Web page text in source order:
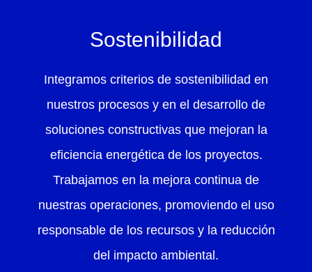
Sostenibilidad
Integramos criterios de sostenibilidad en
nuestros procesos y en el desarrollo de
soluciones constructivas que mejoran la
eficiencia energética de los proyectos.
Trabajamos en la mejora continua de
nuestras operaciones, promoviendo el uso
responsable de los recursos y la reducción
del impacto ambiental.